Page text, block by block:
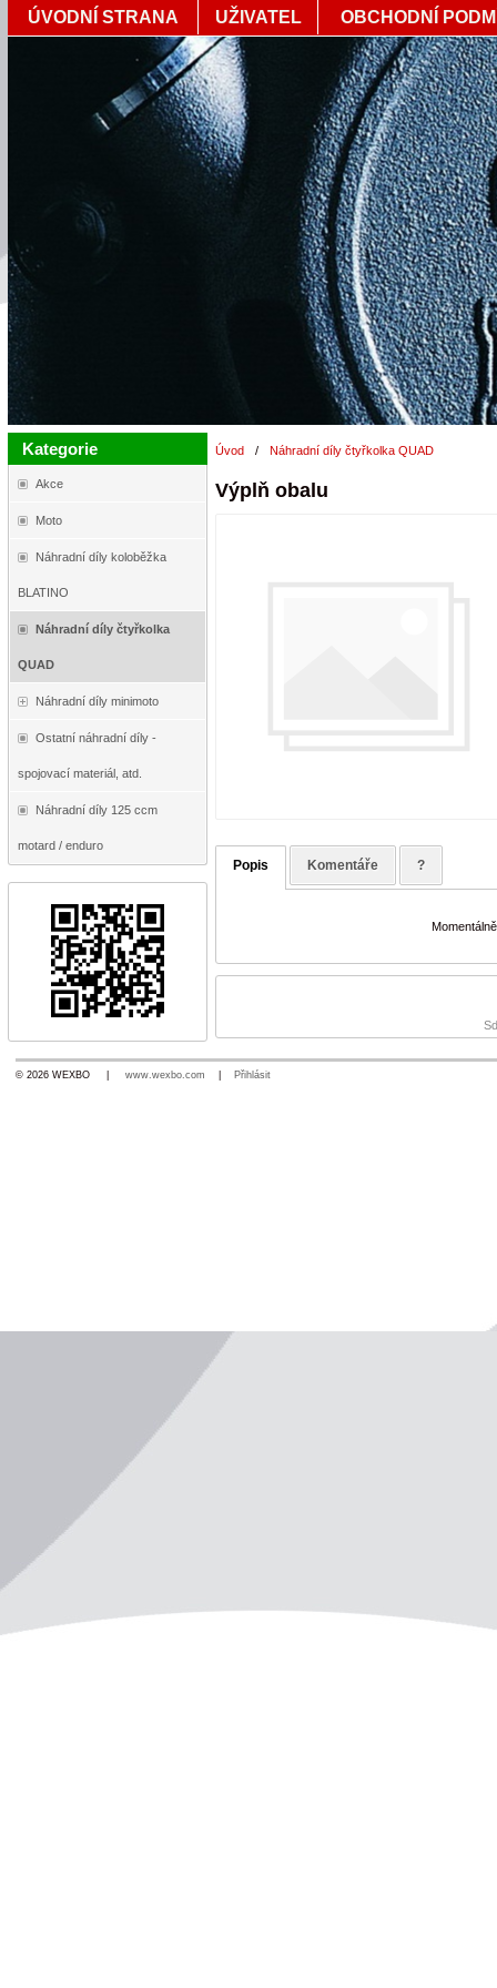
ÚVODNÍ STRANA UŽIVATEL OBCHODNÍ
Kategorie
Akce
Moto
Náhradní díly koloběžka
BLATINO
Náhradní díly čtyřkolka
QUAD
Náhradní díly minimoto
Ostatní náhradní díly -
spojovací materiál, atd.
Náhradní díly 125 ccm
motard / enduro
Úvod / Náhradní díly čtyřkolka QUAD
Výplň obalu
Popis Komentáře ?
© 2026 WEXBO | www.wexbo.com Přihlásit